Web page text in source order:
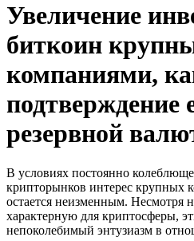
Увеличение
биткоин
компаниями,
подтверждение
резервной
В условиях постоянно
крипторынков интерес крупных
остается неизменным. Несмотря
характерную для криптосферы,
непоколебимый энтузиазм в